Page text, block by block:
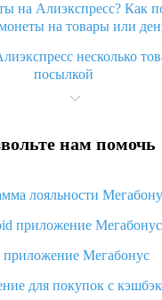
на Алиэкспресс? Как
на товары или
несколько
посылкой
«Заказ закрыт» на
просит
пришла посылка с
на Алиэкспресс, когда
на Алиэкспресс, как их
нам помочь
лояльности
приложение Мегабонус
приложение Мегабонус
для покупок с